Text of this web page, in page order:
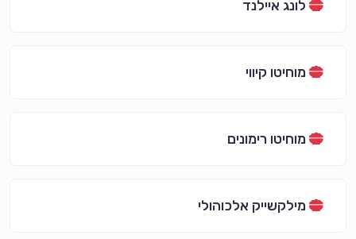
לונג איילנד
מוחיטו קיווי
מוחיטו רימונים
מילקשייק אלכוהולי